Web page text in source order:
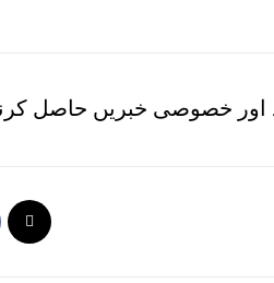
اور خصوصی خبریں حاصل